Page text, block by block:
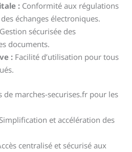
: Conformité aux régulations
échanges électroniques.
Gestion sécurisée des
documents.
: Facilité d’utilisation pour tous
de marches-securises.fr pour les
Simplification et accélération des
centralisé et sécurisé aux